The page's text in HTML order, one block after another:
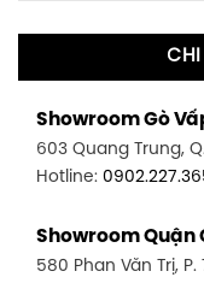
CHI
Showroom Gò
603 Quang Trung,
Hotline:
Showroom Quận
580 Phan Văn Trị, P.